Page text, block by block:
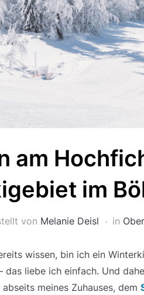
am
im
von Melanie Deisl in
wissen, bin ich ein
das liebe ich einfach. Und
meines Zuhauses, dem